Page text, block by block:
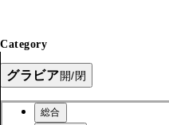
Category
グラビア開/閉
総合